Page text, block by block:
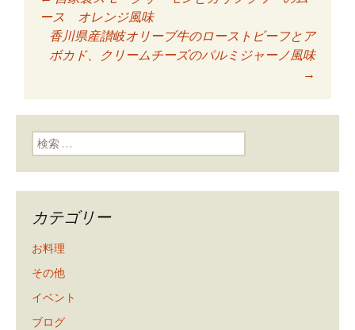
投稿ナビゲーショ
ン
ース オレンジ風味
香川県産讃岐オリーブ牛のローストビーフとア
ボカド、クリームチーズのパルミジャーノ風味
→
検索:
カテゴリー
お料理
その他
イベント
ブログ